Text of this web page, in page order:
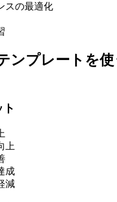
スの最適化
ンプレートを
上
成
減